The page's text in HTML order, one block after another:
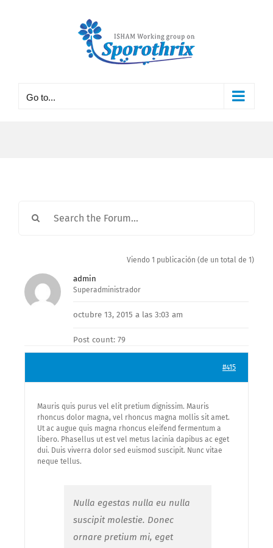
Go to...
Viendo 1 publicación (de un total de 1)
admin
Superadministrador
octubre 13, 2015 a las 3:03 am
Post count: 79
#415
Mauris quis purus vel elit pretium dignissim. Mauris
rhoncus dolor magna, vel rhoncus magna mollis sit amet.
Ut ac augue quis magna rhoncus eleifend fermentum a
libero. Phasellus ut est vel metus lacinia dapibus ac eget
dui. Duis viverra dolor sed euismod suscipit. Nunc vitae
neque tellus.
Nulla egestas nulla eu nulla
suscipit molestie. Donec
ornare pretium mi, eget